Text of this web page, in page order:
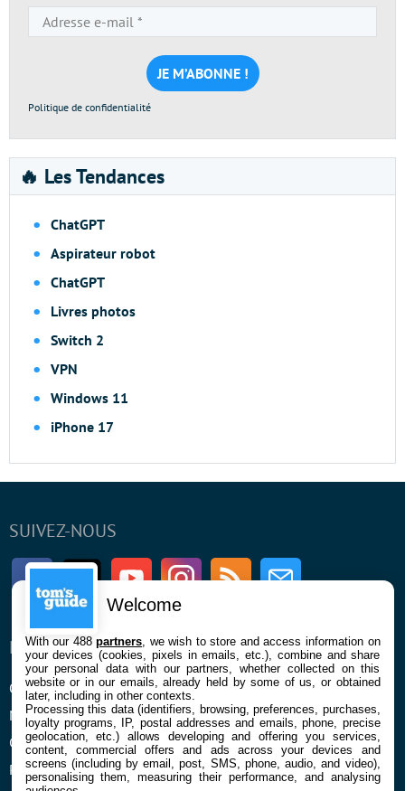
e-
mail
*
Politique de confidentialité
🔥 Les Tendances
ChatGPT
Aspirateur robot
ChatGPT
Livres photos
Switch 2
VPN
Windows 11
iPhone 17
SUIVEZ-NOUS
FacebookTwitter Youtube InstagramRSS Newsletter
ENTREPRISE
Qui sommes nous
Mentions légales et CGU
Confidentialité et Cookies
Préférences cookies
À PROPOS
La rédaction
Contact
Welcome
With our 488partners , we wish to store and access information on
your devices (cookies, pixels in emails, etc.), combine and share
your personal data with our partners, whether collected on this
website or in our emails, already held by some of us, or obtained
later, including in other contexts.
Processing this data (identifiers, browsing, preferences, purchases,
loyalty programs, IP, postal addresses and emails, phone, precise
geolocation, etc.) allows developing and offering you services,
content, commercial offers and ads across your devices and
screens (including by email, post, SMS, phone, audio, and video),
personalising them, measuring their performance, and analysing